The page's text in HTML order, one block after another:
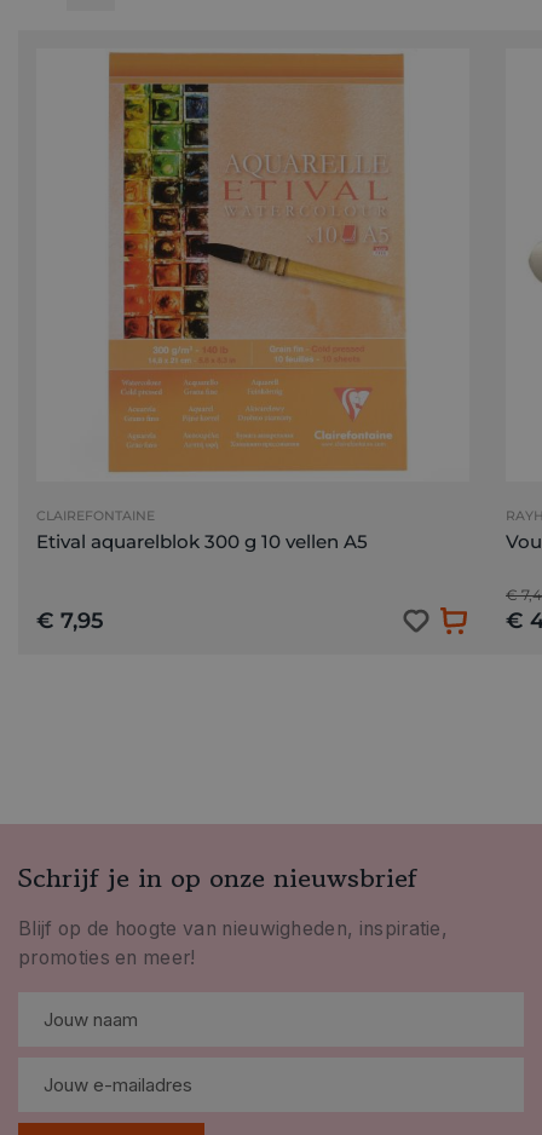
CLAIREFONTAINE
Etival aquarelblok 300 g 10 vellen A5
€ 7,95
€
€
Schrijf je in op onze nieuwsbrief
Blijf op de hoogte van nieuwigheden, inspiratie,
promoties en meer!